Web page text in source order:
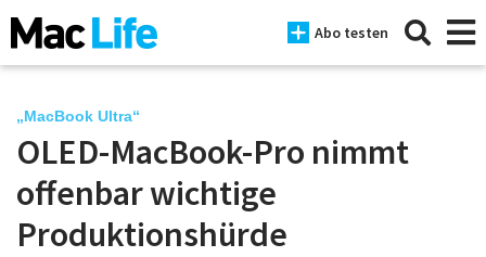
Abo testen
News
iPhone
„MacBook Ultra“
OLED-MacBook-Pro nimmt
offenbar wichtige
Produktionshürde